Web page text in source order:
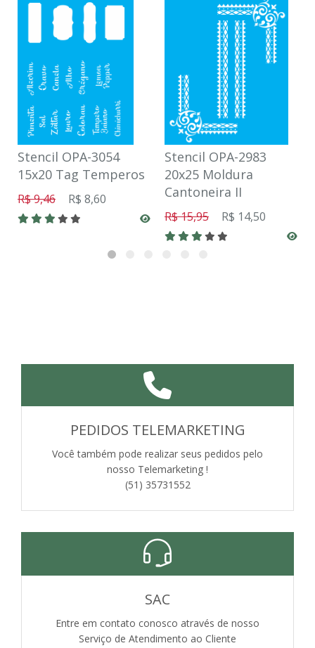
Stencil OPA-3054
15x20 Tag Temperos
R$ 9,46 R$ 8,60
Stencil OPA-2983
20x25 Moldura
Cantoneira II
R$ 15,95 R$ 14,50
PEDIDOS TELEMARKETING
Você também pode realizar seus pedidos pelo
nosso Telemarketing !
(51) 35731552
SAC
Entre em contato conosco através de nosso
Serviço de Atendimento ao Cliente